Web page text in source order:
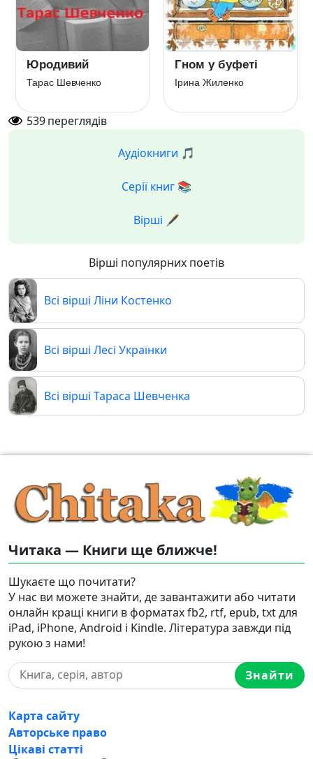
Юродивий
Тарас Шевченко
Гном у буфеті
Ірина Жиленко
539переглядів
Аудіокниги 🎵
Серії книг 📚
Вірші 🖋️
Вірші популярних поетів
Всі вірші Ліни Костенко
Всі вірші Лесі Українки
Всі вірші Тараса Шевченка
Читака — Книги ще ближче!
Шукаєте що почитати?
У нас ви можете знайти, де завантажити або читати
онлайн кращі книги в форматах fb2, rtf, epub, txt для
iPad, iPhone, Android і Kindle. Література завжди під
рукою з нами!
Знайти
Карта сайту
Авторське право
Цікаві статті